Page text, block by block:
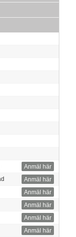
Anmäl här
Anmäl här
Anmäl här
Anmäl här
Anmäl här
Anmäl här